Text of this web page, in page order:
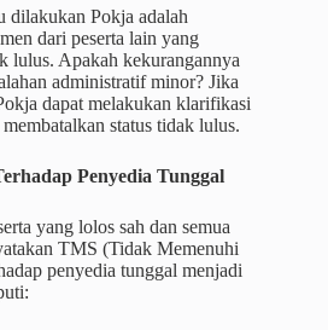
dilakukan Pokja adalah
dari peserta lain yang
lulus. Apakah kekurangannya
administratif minor? Jika
dapat melakukan klarifikasi
status tidak lulus.
Penyedia Tunggal
yang lolos sah dan semua
TMS (Tidak Memenuhi
penyedia tunggal menjadi